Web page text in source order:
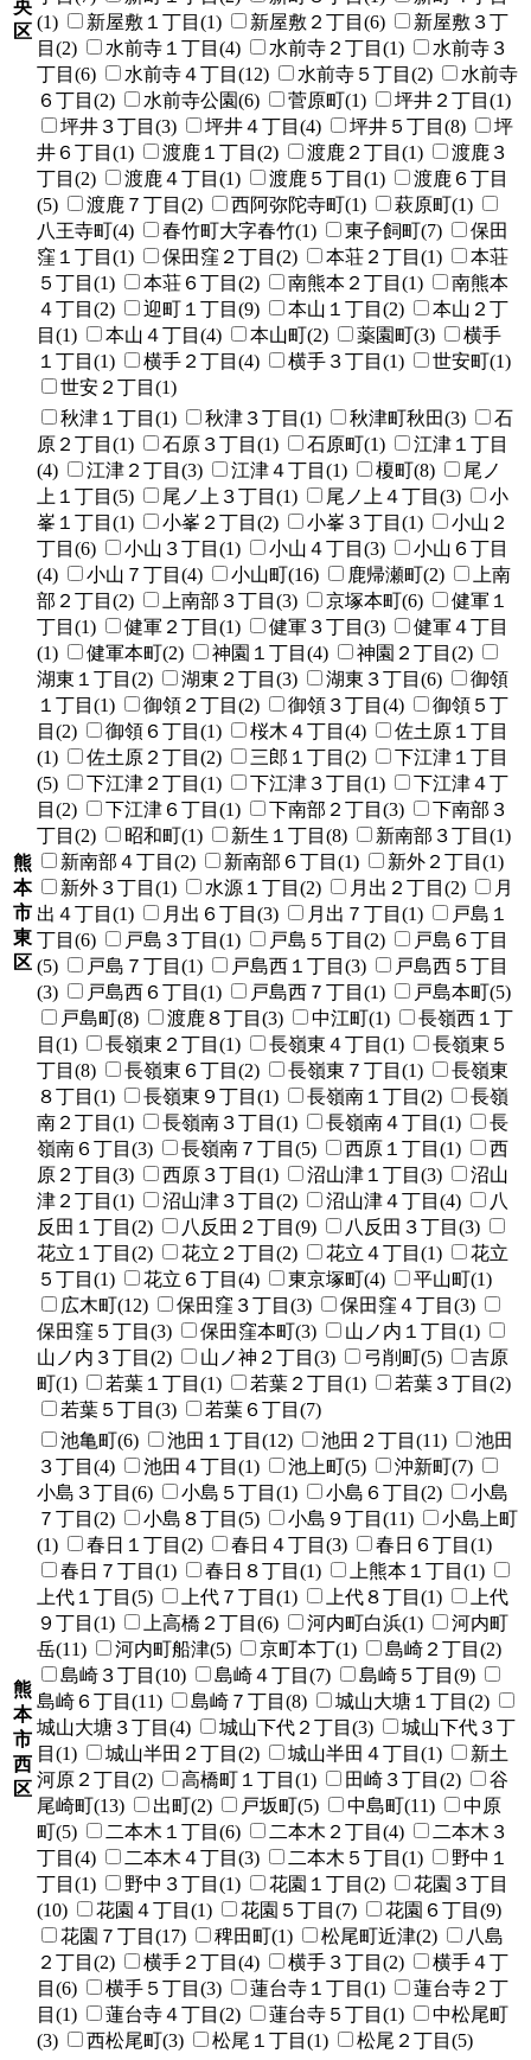
央
区 (1)
新屋敷１丁目(1) 新屋敷２丁目(6)
新屋敷３丁
目(2)
水前寺１丁目(4) 水前寺２丁目(1)
水前寺３
丁目(6)
水前寺４丁目(12) 水前寺５丁目(2)
水前寺
６丁目(2)
水前寺公園(6) 菅原町(1)
坪井２丁目(1)
坪井３丁目(3)
坪井４丁目(4) 坪井５丁目(8)
坪
井６丁目(1)
渡鹿１丁目(2) 渡鹿２丁目(1)
渡鹿３
丁目(2)
渡鹿４丁目(1) 渡鹿５丁目(1)
渡鹿６丁目
(5)
渡鹿７丁目(2) 西阿弥陀寺町(1)
萩原町(1)
八王寺町(4)
春竹町大字春竹(1) 東子飼町(7)
保田
窪１丁目(1)
保田窪２丁目(2) 本荘２丁目(1)
本荘
５丁目(1)
本荘６丁目(2) 南熊本２丁目(1)
南熊本
４丁目(2)
迎町１丁目(9) 本山１丁目(2)
本山２丁
目(1)
本山４丁目(4) 本山町(2) 薬園町(3)
横手
１丁目(1)
横手２丁目(4) 横手３丁目(1)
世安町(1)
世安２丁目(1)
熊
本
市
東
区
秋津１丁目(1) 秋津３丁目(1) 秋津町秋田(3)
石
原２丁目(1)
石原３丁目(1) 石原町(1)
江津１丁目
(4)
江津２丁目(3) 江津４丁目(1) 榎町(8)
尾ノ
上１丁目(5)
尾ノ上３丁目(1) 尾ノ上４丁目(3)
小
峯１丁目(1)
小峯２丁目(2) 小峯３丁目(1)
小山２
丁目(6)
小山３丁目(1) 小山４丁目(3)
小山６丁目
(4)
小山７丁目(4) 小山町(16) 鹿帰瀬町(2)
上南
部２丁目(2)
上南部３丁目(3) 京塚本町(6)
健軍１
丁目(1)
健軍２丁目(1) 健軍３丁目(3)
健軍４丁目
(1)
健軍本町(2) 神園１丁目(4)
神園２丁目(2)
湖東１丁目(2)
湖東２丁目(3) 湖東３丁目(6)
御領
１丁目(1)
御領２丁目(2) 御領３丁目(4)
御領５丁
目(2)
御領６丁目(1) 桜木４丁目(4)
佐土原１丁目
(1)
佐土原２丁目(2) 三郎１丁目(2)
下江津１丁目
(5)
下江津２丁目(1) 下江津３丁目(1)
下江津４丁
目(2)
下江津６丁目(1) 下南部２丁目(3)
下南部３
丁目(2)
昭和町(1) 新生１丁目(8)
新南部３丁目(1)
新南部４丁目(2)
新南部６丁目(1)
新外２丁目(1)
新外３丁目(1)
水源１丁目(2) 月出２丁目(2)
月
出４丁目(1)
月出６丁目(3) 月出７丁目(1)
戸島１
丁目(6)
戸島３丁目(1) 戸島５丁目(2)
戸島６丁目
(5)
戸島７丁目(1) 戸島西１丁目(3)
戸島西５丁目
(3)
戸島西６丁目(1) 戸島西７丁目(1)
戸島本町(5)
戸島町(8)
渡鹿８丁目(3) 中江町(1)
長嶺西１丁
目(1)
長嶺東２丁目(1) 長嶺東４丁目(1)
長嶺東５
丁目(8)
長嶺東６丁目(2) 長嶺東７丁目(1)
長嶺東
８丁目(1)
長嶺東９丁目(1) 長嶺南１丁目(2)
長嶺
南２丁目(1)
長嶺南３丁目(1) 長嶺南４丁目(1)
長
嶺南６丁目(3)
長嶺南７丁目(5) 西原１丁目(1)
西
原２丁目(3)
西原３丁目(1) 沼山津１丁目(3)
沼山
津２丁目(1)
沼山津３丁目(2) 沼山津４丁目(4)
八
反田１丁目(2)
八反田２丁目(9)
八反田３丁目(3)
花立１丁目(2)
花立２丁目(2) 花立４丁目(1)
花立
５丁目(1)
花立６丁目(4) 東京塚町(4)
平山町(1)
広木町(12)
保田窪３丁目(3)
保田窪４丁目(3)
保田窪５丁目(3)
保田窪本町(3)
山ノ内１丁目(1)
山ノ内３丁目(2)
山ノ神２丁目(3) 弓削町(5)
吉原
町(1)
若葉１丁目(1) 若葉２丁目(1)
若葉３丁目(2)
若葉５丁目(3)
若葉６丁目(7)
熊
本
市
西
区
池亀町(6) 池田１丁目(12) 池田２丁目(11)
池田
３丁目(4)
池田４丁目(1) 池上町(5)
沖新町(7)
小島３丁目(6)
小島５丁目(1) 小島６丁目(2)
小島
７丁目(2)
小島８丁目(5) 小島９丁目(11)
小島上町
(1)
春日１丁目(2) 春日４丁目(3)
春日６丁目(1)
春日７丁目(1)
春日８丁目(1)
上熊本１丁目(1)
上代１丁目(5)
上代７丁目(1) 上代８丁目(1)
上代
９丁目(1)
上高橋２丁目(6) 河内町白浜(1)
河内町
岳(11)
河内町船津(5) 京町本丁(1)
島崎２丁目(2)
島崎３丁目(10)
島崎４丁目(7)
島崎５丁目(9)
島崎６丁目(11)
島崎７丁目(8)
城山大塘１丁目(2)
城山大塘３丁目(4)
城山下代２丁目(3)
城山下代３丁
目(1)
城山半田２丁目(2) 城山半田４丁目(1)
新土
河原２丁目(2)
高橋町１丁目(1) 田崎３丁目(2)
谷
尾崎町(13)
出町(2) 戸坂町(5) 中島町(11)
中原
町(5)
二本木１丁目(6) 二本木２丁目(4)
二本木３
丁目(4)
二本木４丁目(3) 二本木５丁目(1)
野中１
丁目(1)
野中３丁目(1) 花園１丁目(2)
花園３丁目
(10)
花園４丁目(1) 花園５丁目(7)
花園６丁目(9)
花園７丁目(17)
稗田町(1) 松尾町近津(2)
八島
２丁目(2)
横手２丁目(4) 横手３丁目(2)
横手４丁
目(6)
横手５丁目(3) 蓮台寺１丁目(1)
蓮台寺２丁
目(1)
蓮台寺４丁目(2) 蓮台寺５丁目(1)
中松尾町
(3)
西松尾町(3) 松尾１丁目(1) 松尾２丁目(5)